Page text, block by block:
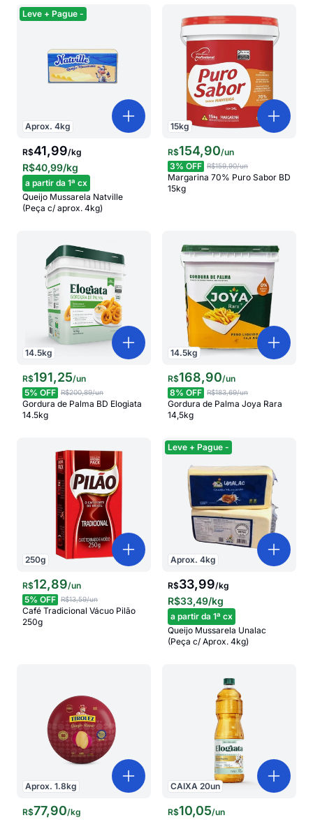
Aprox. 4kg
Leve + Pague -
R$41,99/kg
R$40,99/kg
a partir da 1ª cx
Queijo Mussarela Natville
(Peça c/ aprox. 4kg)
15kg
R$154,90/un
3% OFF R$159,90/un
Margarina 70% Puro Sabor BD
15kg
14.5kg
R$191,25/un
5% OFF R$200,89/un
Gordura de Palma BD Elogiata
14.5kg
14.5kg
R$168,90/un
8% OFF R$183,69/un
Gordura de Palma Joya Rara
14,5kg
250g
R$12,89/un
5% OFF R$13,59/un
Café Tradicional Vácuo Pilão
250g
Aprox. 4kg
Leve + Pague -
R$33,99/kg
R$33,49/kg
a partir da 1ª cx
Queijo Mussarela Unalac
(Peça c/ Aprox. 4kg)
Aprox. 1.8kg
R$77,90/kg
CAIXA 20un
R$10,05/un